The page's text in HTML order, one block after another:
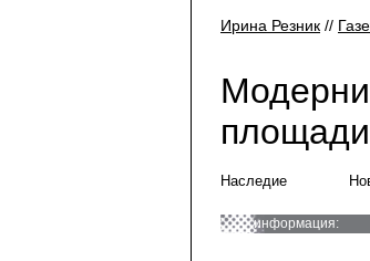
Ирина Резник //
площади
Наследие
информация: